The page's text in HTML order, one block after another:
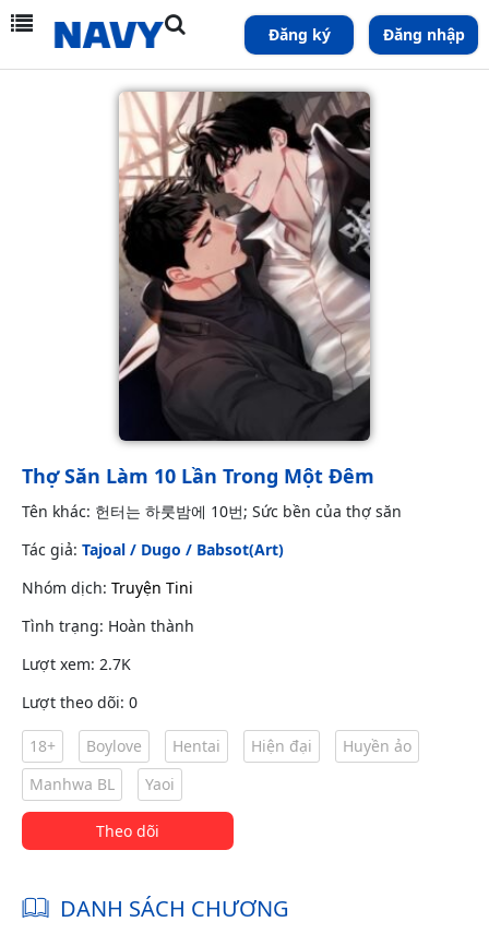
Đăng ký Đăng nhập
Thợ Săn Làm 10 Lần Trong Một Đêm
Tên khác: 헌터는 하룻밤에 10번; Sức bền của thợ săn
Tác giả: Tajoal / Dugo / Babsot(Art)
Nhóm dịch: Truyện Tini
Tình trạng: Hoàn thành
Lượt xem: 2.7K
Lượt theo dõi: 0
18+ Boylove Hentai Hiện đại
Huyền ảo
Manhwa BL
Yaoi
Theo dõi
DANH SÁCH CHƯƠNG